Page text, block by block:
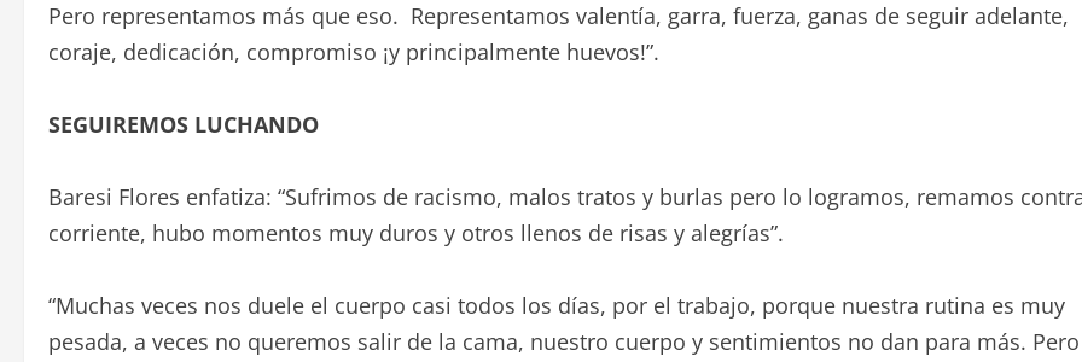
Pero representamos más que eso. Representamos valentía, garra, fuerza, ganas de seguir adelante,
coraje, dedicación, compromiso ¡y principalmente huevos!”.
SEGUIREMOS LUCHANDO
Baresi Flores enfatiza: “Sufrimos de racismo, malos tratos y burlas pero lo logramos, remamos
corriente, hubo momentos muy duros y otros llenos de risas y alegrías”.
“Muchas veces nos duele el cuerpo casi todos los días, por el trabajo, porque nuestra rutina es muy
pesada, a veces no queremos salir de la cama, nuestro cuerpo y sentimientos no dan para más. Pero